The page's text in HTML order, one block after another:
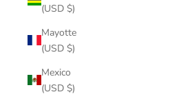
(USD $)
Mayotte
(USD $)
Mexico
(USD $)